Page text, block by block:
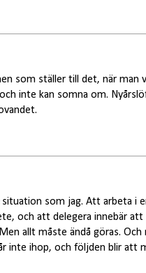
som ställer till det, när man
inte kan somna om.
som jag. Att arbeta i
och att delegera innebär att
allt måste ändå göras.
inte ihop, och följden blir att